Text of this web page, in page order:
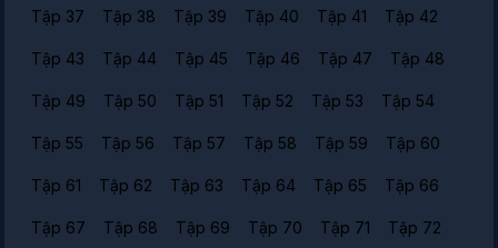
Tập 37 Tập 38 Tập 39 Tập 40 Tập 41 Tập 42
Tập 43 Tập 44 Tập 45 Tập 46 Tập 47 Tập 48
Tập 49 Tập 50 Tập 51 Tập 52 Tập 53 Tập 54
Tập 55 Tập 56 Tập 57 Tập 58 Tập 59 Tập 60
Tập 61 Tập 62 Tập 63 Tập 64 Tập 65 Tập 66
Tập 67 Tập 68 Tập 69 Tập 70 Tập 71 Tập 72